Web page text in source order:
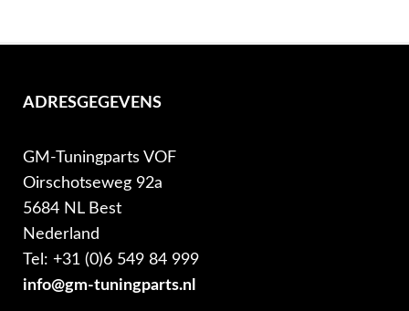
ADRESGEGEVENS
GM-Tuningparts VOF
Oirschotseweg 92a
5684 NL Best
Nederland
Tel: +31 (0)6 549 84 999
info@gm-tuningparts.nl